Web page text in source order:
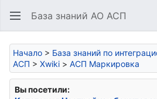
База знаний АО АСП
Начало > База знаний по
АСП > Xwiki > АСП Маркировка
Вы посетили: